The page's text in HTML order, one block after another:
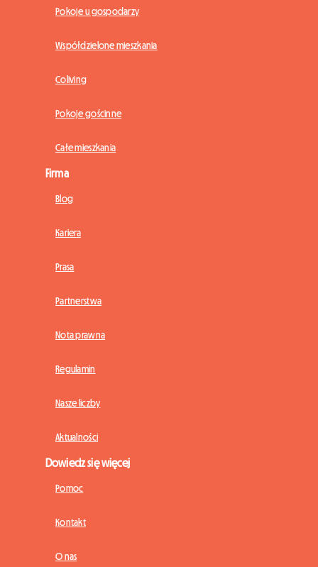
Pokoje u gospodarzy
Współdzielone mieszkania
Coliving
Pokoje gościnne
Całe mieszkania
Firma
Blog
Kariera
Prasa
Partnerstwa
Nota prawna
Regulamin
Nasze liczby
Aktualności
Dowiedz się więcej
Pomoc
Kontakt
O nas